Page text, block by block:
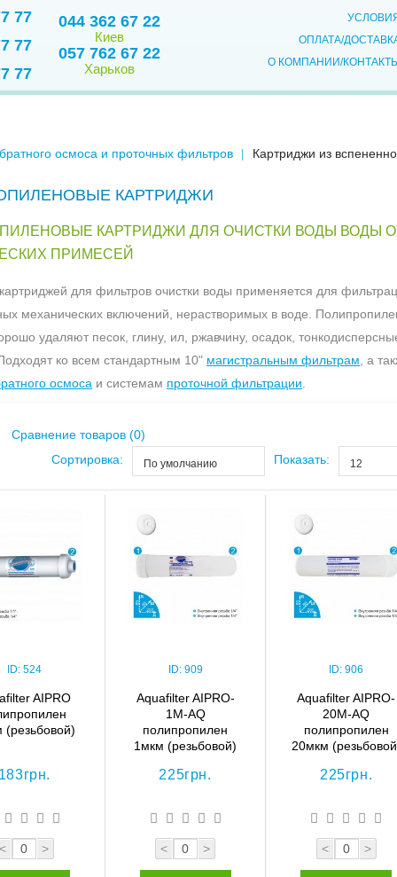
О КОМПАНИИ/КОНТАКТЫ
ОПЛАТА/
77
77
77
044 362 67 22
Киев
057 762 67 22
Харьков
осмоса и проточных фильтров Картриджи из
КАРТРИДЖИ
КАРТРИДЖИ ДЛЯ ОЧИСТКИ ВОДЫ ВОДЫ
ПРИМЕСЕЙ
для фильтров очистки воды применяется для
механических включений, нерастворимых в воде.
удаляют песок, глину, ил, ржавчину, осадок,
ко всем стандартным 10" магистральным фильтрам , а
осмоса и системам проточной фильтрации
Сравнение товаров (0)
Сортировка:
По умолчанию Показать: 12
ID: 524
AIPRO
(резьбовой)
< >
ID: 909
Aquafilter AIPRO-
1M-AQ
полипропилен
1мкм (резьбовой)
225грн.
< >
ID:906
Aquafilter AIPRO-
20M-AQ
полипропилен
20мкм
225грн.
< >